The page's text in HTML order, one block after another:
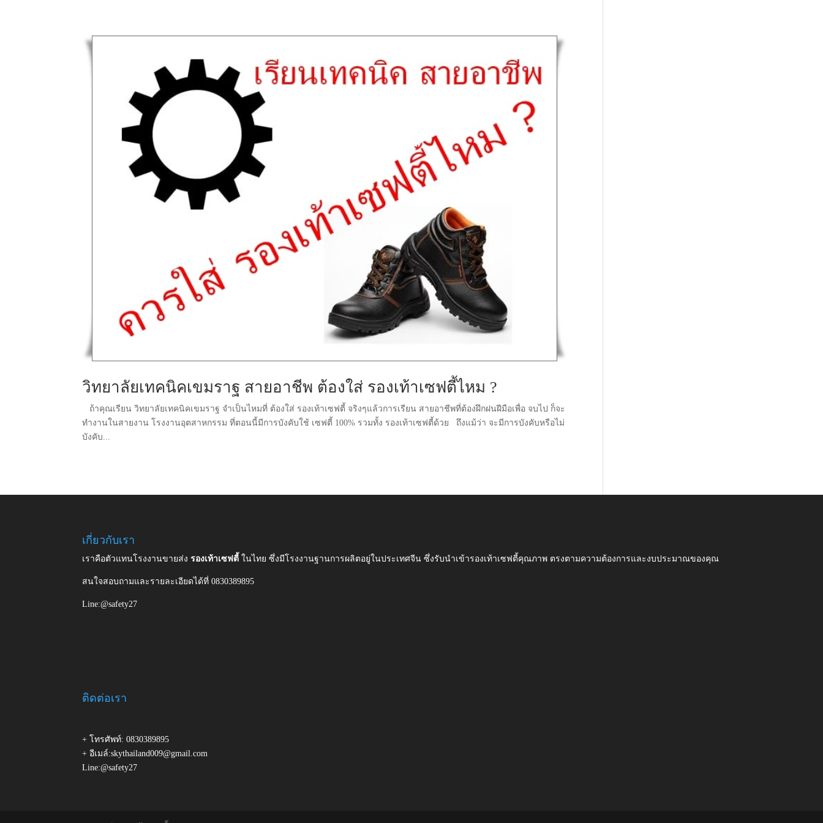
วิทยาลัยเทคนิคเขมราฐ สายอาชีพ ต้องใส่ รองเท้าเซฟตี้ไหม ?
ถ้าคุณเรียน วิทยาลัยเทคนิคเขมราฐ จำเป็นไหมที่ ต้องใส่ รองเท้าเซฟตี้ จริงๆแล้วการเรียน สายอาชีพที่ต้องฝึกฝนฝีมือเพื่อ จบไป ก็จะ
ทำงานในสายงาน โรงงานอุตสาหกรรม ที่ตอนนี้มีการบังคับใช้ เซฟตี้ 100% รวมทั้ง รองเท้าเซฟตี้ด้วย ถึงแม้ว่า จะมีการบังคับหรือไม่
บังคับ...
เกี่ยวกับเรา
เราคือตัวแทนโรงงานขายส่งรองเท้าเซฟตี้ในไทย ซึ่งมีโรงงานฐานการผลิตอยู่ในประเทศจีน ซึ่งรับนำเข้ารองเท้าเซฟตี้คุณภาพ ตรงตามความต้องการและงบประมาณของคุณ
สนใจสอบถามและรายละเอียดได้ที่ 0830389895
Line:@safety27
ติดต่อเรา
+ โทรศัพท์: 0830389895
+ อีเมล์:skythailand009@gmail.com
Line:@safety27